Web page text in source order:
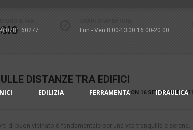
0781 60277 Lun - Ven 8:00-13:00 16:00-20:00
EDILIZIA FERRAMENTA IDRAULICA
DISTANZE TRA EDIFICI
ON 16 SETTEMBRE 2021
di buon vicinato è fondamentale per una vita tranquilla e serena.